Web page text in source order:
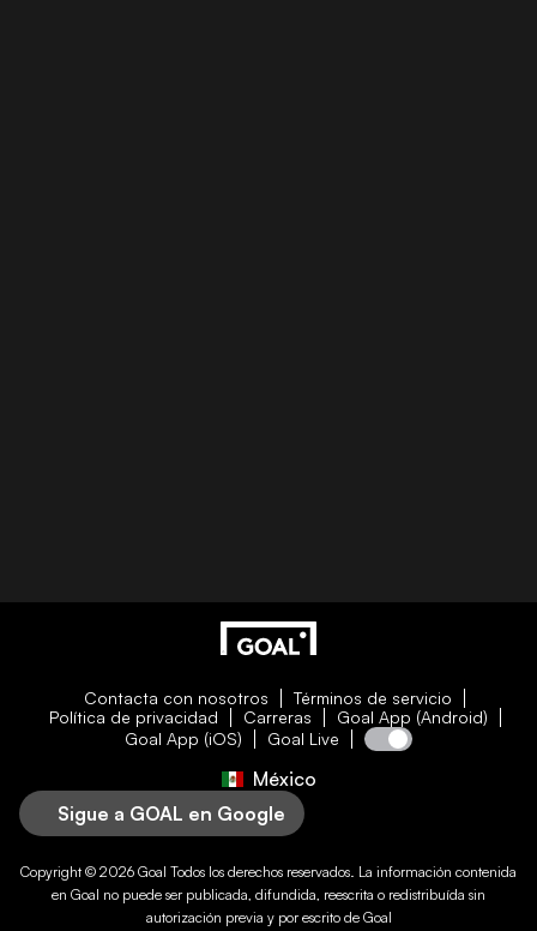
Contacta con nosotros
Términos de servicio
Política de privacidad
Carreras
Goal App (Android)
Goal App (iOS)
Goal Live
México
Sigue a GOAL en Google
Copyright © 2026 Goal Todos los derechos reservados. La información contenida
en Goal no puede ser publicada, difundida, reescrita o redistribuída sin
autorización previa y por escrito de Goal